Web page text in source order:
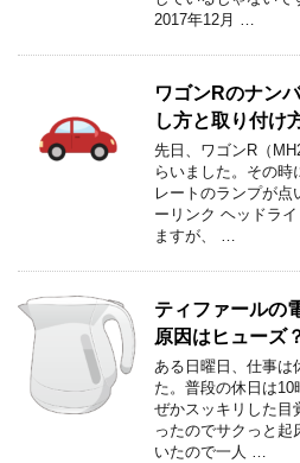
2017年12月 …
ワゴンRのナン
し方と取り付け
先日、ワゴンR（
らいました。その
レートのランプが
ーリンク ヘッドラ
ますが、 …
ティファールの
原因はヒューズ
ある日曜日、仕事は
た。普段の休日は
ぜかスッキリした目
ったのでサクっと起
いたので一人 …